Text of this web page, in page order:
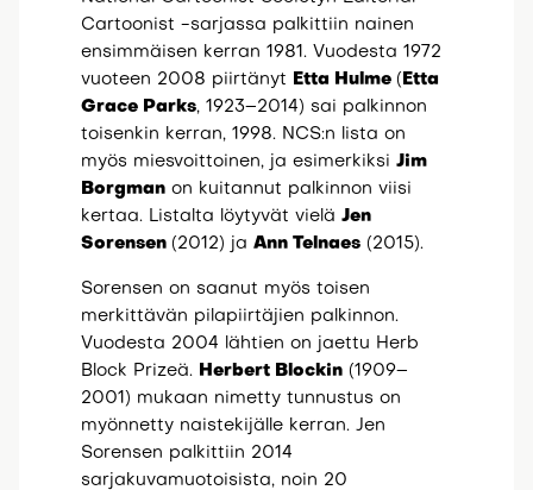
Cartoonist -sarjassa palkittiin nainen
ensimmäisen kerran 1981. Vuodesta 1972
vuoteen 2008 piirtänyt
Etta Hulme ( Etta
Grace Parks, 1923–2014) sai palkinnon
toisenkin kerran, 1998. NCS:n lista on
myös miesvoittoinen, ja esimerkiksi Jim
Borgmanon kuitannut palkinnon viisi
kertaa. Listalta löytyvät vielä Jen
Sorensen (2012) ja Ann Telnaes(2015).
Sorensen on saanut myös toisen
merkittävän pilapiirtäjien palkinnon.
Vuodesta 2004 lähtien on jaettu Herb
Block Prizeä.
Herbert Blockin(1909–
2001) mukaan nimetty tunnustus on
myönnetty naistekijälle kerran. Jen
Sorensen palkittiin 2014
sarjakuvamuotoisista, noin 20